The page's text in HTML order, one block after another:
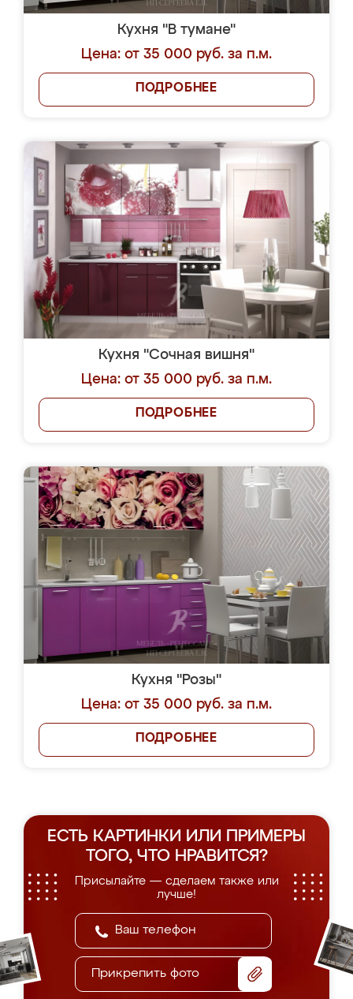
Кухня "В тумане"
Цена: от 35 000 руб. за п.м.
ПОДРОБНЕЕ
Кухня "Сочная вишня"
Цена: от 35 000 руб. за п.м.
ПОДРОБНЕЕ
Кухня "Розы"
Цена: от 35 000 руб. за п.м.
ПОДРОБНЕЕ
ЕСТЬ КАРТИНКИ ИЛИ ПРИМЕРЫ
ТОГО, ЧТО НРАВИТСЯ?
Присылайте — сделаем также или
лучше!
Прикрепить фото